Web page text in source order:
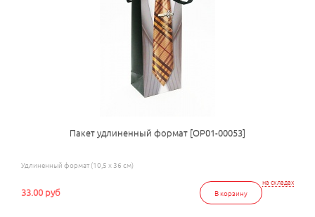
Пакет удлиненный формат [ОР01-00053]
Удлиненный формат (10,5 x 36 см)
на складах
В корзину
33.00 руб